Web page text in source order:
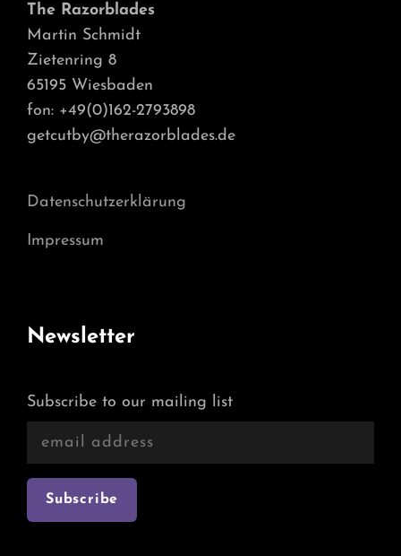
The Razorblades
Martin Schmidt
Zietenring 8
65195 Wiesbaden
fon: +49(0)162-2793898
getcutby@therazorblades.de
Datenschutzerklärung
Impressum
Newsletter
Subscribe to our mailing list